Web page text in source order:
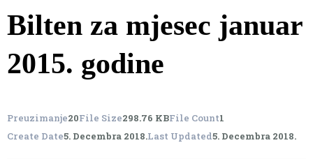
Bilten za mjesec januar
2015. godine
Preuzimanje20File Size298.76 KBFile Count1
Create Date5. Decembra 2018.Last Updated5. Decembra 2018.